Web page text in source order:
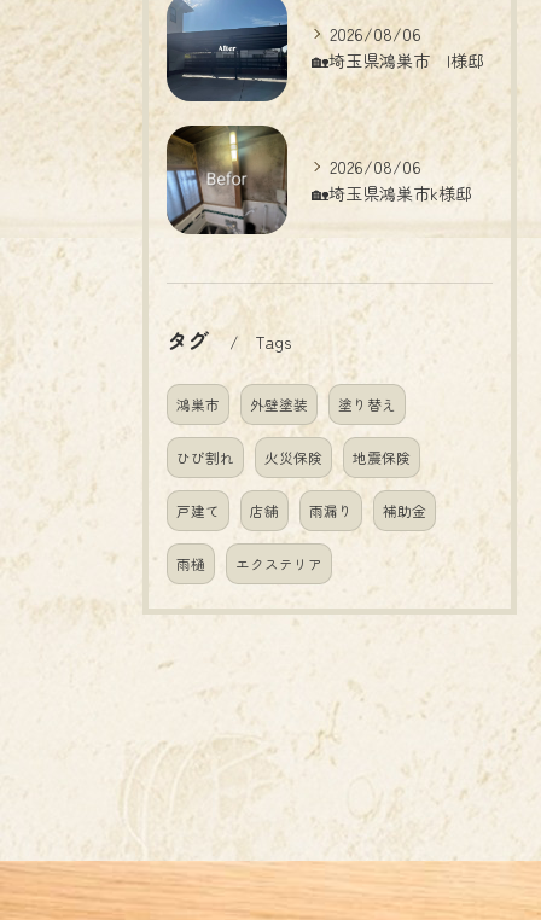
2026/08/06
🏡埼玉県鴻巣市 I様邸
2026/08/06
🏡埼玉県鴻巣市k様邸
タグ Tags
鴻巣市 外壁塗装 塗り替え
ひび割れ 火災保険 地震保険
戸建て 店舗 雨漏り 補助金
雨樋 エクステリア